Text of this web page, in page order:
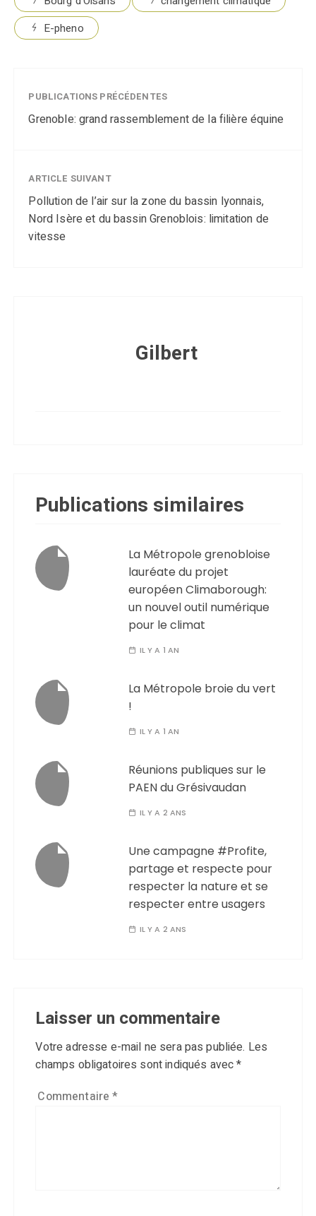
E-pheno
PUBLICATIONS PRÉCÉDENTES
Grenoble: grand rassemblement de la filière équine
ARTICLE SUIVANT
Pollution de l’air sur la zone du bassin lyonnais,
Nord Isère et du bassin Grenoblois: limitation de
vitesse
Gilbert
Publications similaires
La Métropole grenobloise
lauréate du projet
européen Climaborough:
un nouvel outil numérique
pour le climat
IL Y A 1 AN
La Métropole broie du vert
!
IL Y A 1 AN
Réunions publiques sur le
PAEN du Grésivaudan
IL Y A 2 ANS
Une campagne #Profite,
partage et respecte pour
respecter la nature et se
respecter entre usagers
IL Y A 2 ANS
Laisser un commentaire
Votre adresse e-mail ne sera pas publiée. Les
champs obligatoires sont indiqués avec*
Commentaire*